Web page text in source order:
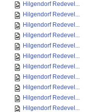
Hilgendorf Redevel...
Hilgendorf Redevel...
Hilgendorf Redevel...
Hilgendorf Redevel...
Hilgendorf Redevel...
Hilgendorf Redevel...
Hilgendorf Redevel...
Hilgendorf Redevel...
Hilgendorf Redevel...
Hilgendorf Redevel...
Hilgendorf Redevel...